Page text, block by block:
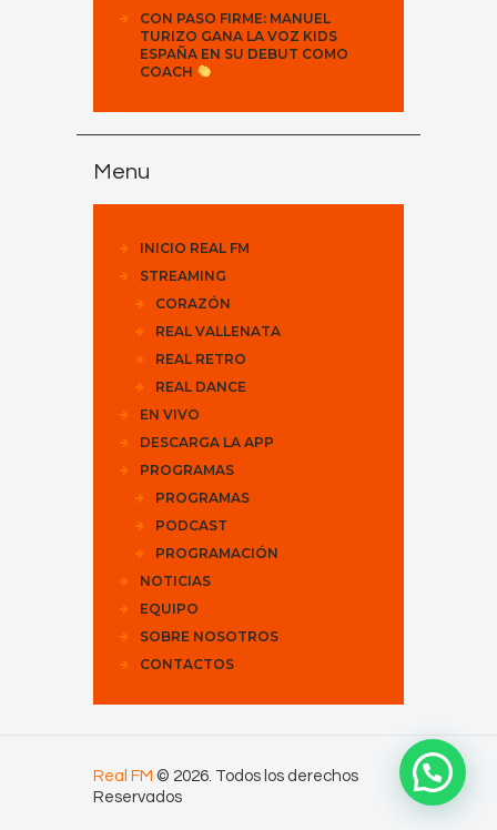
CON PASO FIRME: MANUEL
TURIZO GANA LA VOZ KIDS
ESPAÑA EN SU DEBUT COMO
COACH
Menu
INICIO REAL FM
STREAMING
CORAZÓN
REAL VALLENATA
REAL RETRO
REAL DANCE
EN VIVO
DESCARGA LA APP
PROGRAMAS
PROGRAMAS
PODCAST
PROGRAMACIÓN
NOTICIAS
EQUIPO
SOBRE NOSOTROS
CONTACTOS
Real FM © 2026. Todos los derechos
Reservados